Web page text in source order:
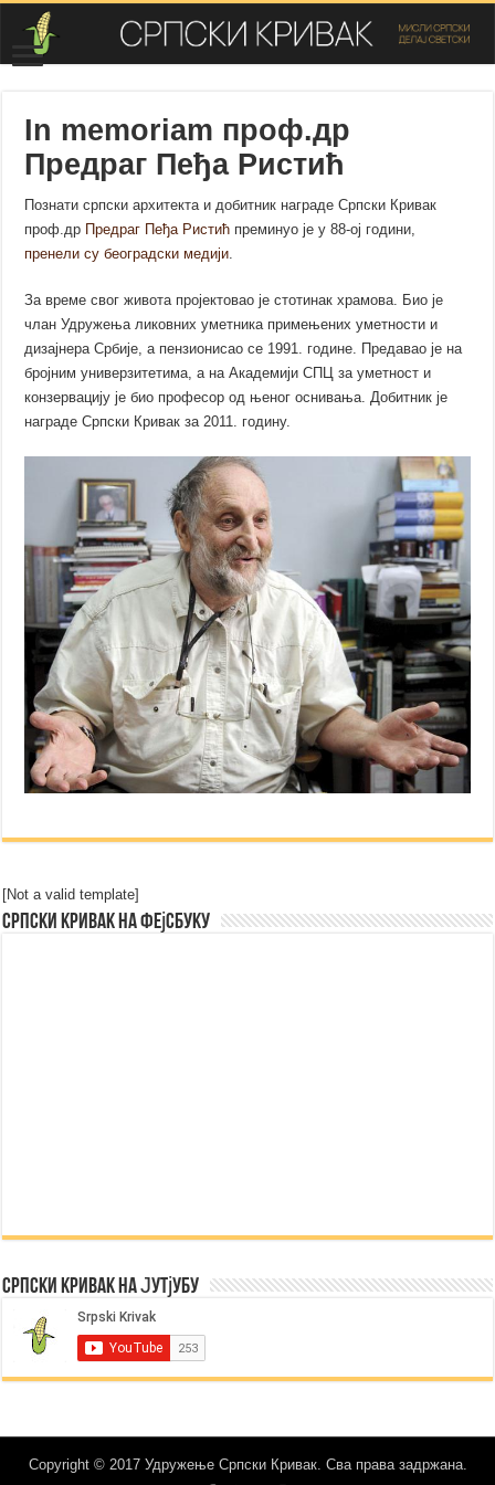
In memoriam проф.др
Предраг Пеђа Ристић
Познати српски архитекта и добитник награде Српски Кривак
проф.др Предраг Пеђа Ристић преминуо је у 88-ој години,
пренели су београдски медији
За време свог живота пројектовао је стотинак храмова. Био је
члан Удружења ликовних уметника примењених уметности и
дизајнера Србије, а пензионисао се 1991. године. Предавао је на
бројним универзитетима, а на Академији СПЦ за уметност и
конзервацију је био професор од њеног оснивања. Добитник је
награде Српски Кривак за 2011. годину.
[Not a valid template]
Српски Кривак на Фејсбуку
Српски Кривак на Јутјубу
Copyright © 2017 Удружење Српски Кривак. Сва права задржана.